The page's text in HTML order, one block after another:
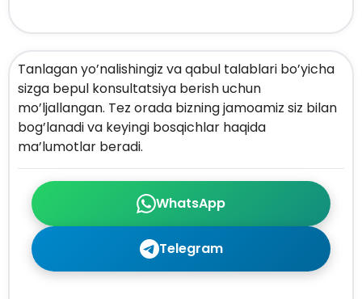
WhatsApp
Telegram
Tanlagan yo’nalishingiz va qabul talablari bo’yicha
sizga bepul konsultatsiya berish uchun
mo’ljallangan. Tez orada bizning jamoamiz siz bilan
bog’lanadi va keyingi bosqichlar haqida
ma’lumotlar beradi.